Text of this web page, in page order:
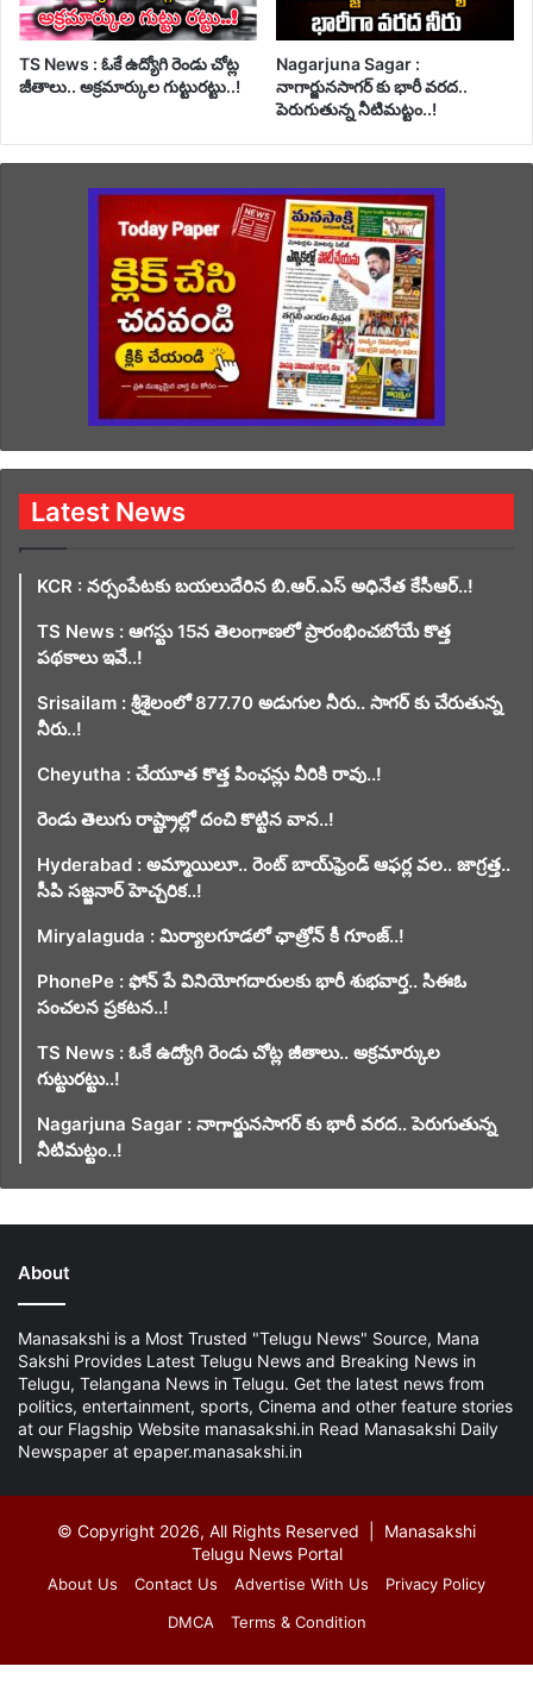
TS News : ఓకే ఉద్యోగి రెండు చోట్ల
జీతాలు.. అక్రమార్కుల గుట్టురట్టు..!
Nagarjuna Sagar :
నాగార్జునసాగర్ కు భారీ వరద..
పెరుగుతున్న నీటిమట్టం..!
Latest News
KCR : నర్సంపేటకు బయలుదేరిన బి.ఆర్.ఎస్ అధినేత కేసీఆర్..!
TS News : ఆగస్టు 15న తెలంగాణలో ప్రారంభించబోయే కొత్త
పథకాలు ఇవే..!
Srisailam : శ్రీశైలంలో 877.70 అడుగుల నీరు.. సాగర్ కు చేరుతున్న
నీరు..!
Cheyutha : చేయూత కొత్త పింఛన్లు వీరికి రావు..!
రెండు తెలుగు రాష్ట్రాల్లో దంచి కొట్టిన వాన..!
Hyderabad : అమ్మాయిలూ.. రెంట్ బాయ్‌ఫ్రెండ్ ఆఫర్ల వల.. జాగ్రత్త..
సీపి సజ్జనార్ హెచ్చరిక..!
Miryalaguda : మిర్యాలగూడలో ఛాత్రోన్ కీ గూంజ్..!
PhonePe : ఫోన్ పే వినియోగదారులకు భారీ శుభవార్త.. సిఈఓ
సంచలన ప్రకటన..!
TS News : ఓకే ఉద్యోగి రెండు చోట్ల జీతాలు.. అక్రమార్కుల
గుట్టురట్టు..!
Nagarjuna Sagar : నాగార్జునసాగర్ కు భారీ వరద.. పెరుగుతున్న
నీటిమట్టం..!
About
Manasakshi is a Most Trusted "Telugu News" Source, Mana
Sakshi Provides Latest Telugu News and Breaking News in
Telugu, Telangana News in Telugu. Get the latest news from
politics, entertainment, sports, Cinema and other feature stories
at our Flagship Website manasakshi.in Read Manasakshi Daily
Newspaper at epaper.manasakshi.in
© Copyright 2026, All Rights Reserved | Manasakshi
Telugu News Portal
About Us Contact Us Advertise With Us
Privacy Policy
DMCA
Terms & Condition